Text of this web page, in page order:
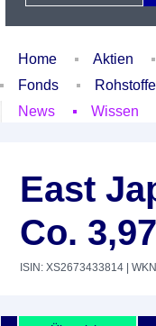
Home Aktien
Fonds
Rohstoffe
News
Wissen
East
Co.
ISIN: XS2673433814 |